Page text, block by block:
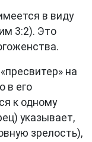
в виду
3:2). Это
на
в его
к одному
указывает,
зрелость),